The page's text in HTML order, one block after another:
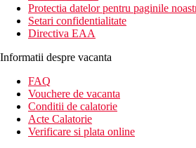
Protectia datelor pentru paginile
Setari confidentialitate
Directiva EAA
Informatii despre vacanta
FAQ
Vouchere de vacanta
Conditii de calatorie
Acte Calatorie
Verificare si plata online